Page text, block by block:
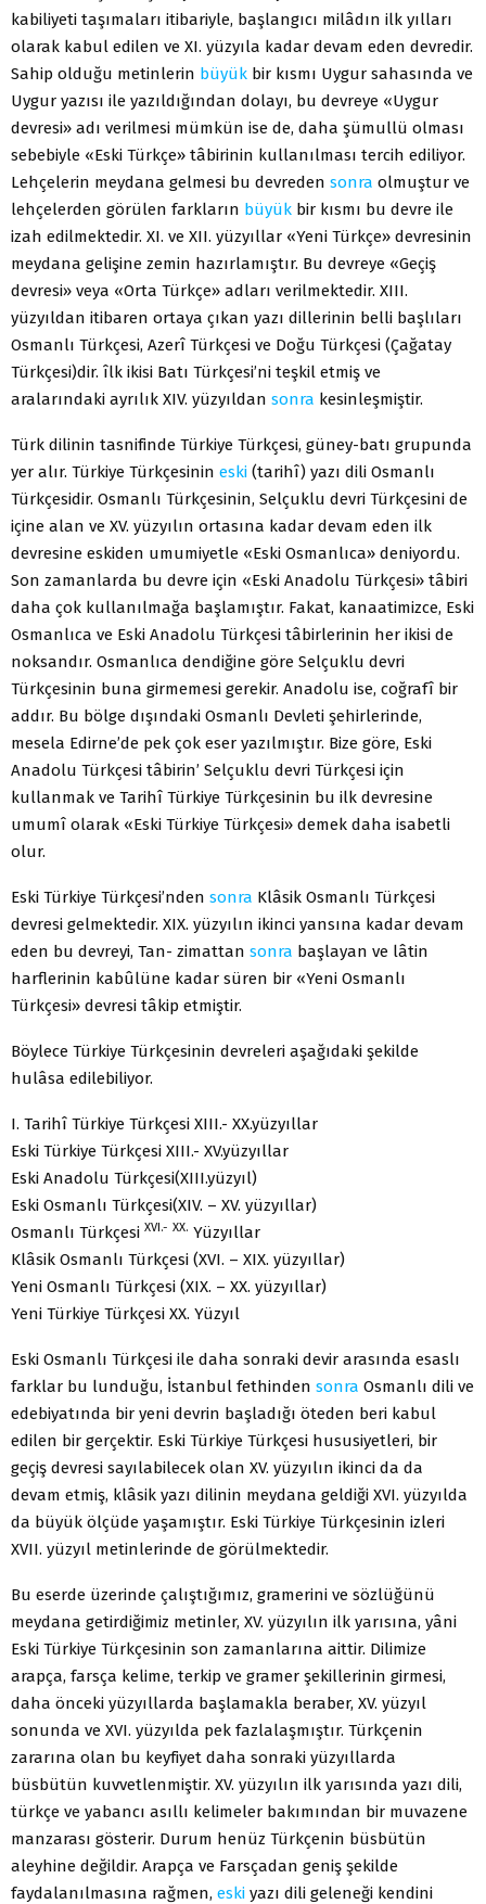
kabiliyeti taşımaları itiba­riyle, başlangıcı milâdın ilk yılları
olarak kabul edilen ve XI. yüzyıla kadar devam eden devredir.
Sahip olduğu metinlerin büyük bir kısmı Uygur saha­sında ve
Uygur yazısı ile yazıldığından dolayı, bu devreye «Uygur
devresi» adı verilmesi mümkün ise de, daha şümullü olması
sebebiyle «Eski Türkçe» tâbirinin kullanılması tercih ediliyor.
Lehçelerin meydana gelmesi bu devre­den sonra olmuştur ve
lehçelerden görülen farkların büyük bir kısmı bu dev­re ile
izah edilmektedir. XI. ve XII. yüzyıllar «Yeni Türkçe» devresinin
mey­dana gelişine zemin hazırlamıştır. Bu devreye «Geçiş
devresi» veya «Orta Türkçe» adları verilmektedir. XIII.
yüzyıldan itibaren ortaya çıkan yazı dil­lerinin belli başlıları
Osmanlı Türkçesi, Azerî Türkçesi ve Doğu Türkçesi (Çağatay
Türkçesi)dir. îlk ikisi Batı Türkçesi’ni teşkil etmiş ve
aralarındaki ayrılık XIV. yüzyıldan sonra kesinleşmiştir.
Türk dilinin tasnifinde Türkiye Türkçesi, güney-batı grupunda
yer alır. Türkiye Türkçesinin eski (tarihî) yazı dili Osmanlı
Türkçesidir. Osmanlı Türkçesinin, Selçuklu devri Türkçesini de
içine alan ve XV. yüzyılın orta­sına kadar devam eden ilk
devresine eskiden umumiyetle «Eski Osmanlıca» deniyordu.
Son zamanlarda bu devre için «Eski Anadolu Türkçesi» tâbiri
daha çok kullanılmağa başlamıştır. Fakat, kanaatimizce, Eski
Osmanlıca ve Eski Anadolu Türkçesi tâbirlerinin her ikisi de
noksandır. Osmanlıca den­diğine göre Selçuklu devri
Türkçesinin buna girmemesi gerekir. Anadolu ise, coğrafî bir
addır. Bu bölge dışındaki Osmanlı Devleti şehirlerinde,
mesela Edirne’de pek çok eser yazılmıştır. Bize göre, Eski
Anadolu Türkçesi tâbirin’ Selçuklu devri Türkçesi için
kullanmak ve Tarihî Türkiye Türkçesinin bu ilk devresine
umumî olarak «Eski Türkiye Türkçesi» demek daha isabetli
olur.
Eski Türkiye Türkçesi’nden sonra Klâsik Osmanlı Türkçesi
devresi gel­mektedir. XIX. yüzyılın ikinci yansına kadar devam
eden bu devreyi, Tan- zimattan sonra başlayan ve lâtin
harflerinin kabûlüne kadar süren bir «Yeni Osmanlı
Türkçesi» devresi tâkip etmiştir.
Böylece Türkiye Türkçesinin devreleri aşağıdaki şekilde
hulâsa edilebiliyor.
I. Tarihî Türkiye Türkçesi XIII.- XX.yüzyıllar
Eski Türkiye Türkçesi XIII.- XV.yüzyıllar
Eski Anadolu Türkçesi(XIII.yüzyıl)
Eski Osmanlı Türkçesi(XIV. – XV. yüzyıllar)
Osmanlı Türkçesi XVI.- XX. Yüzyıllar
Klâsik Osmanlı Türkçesi (XVI. – XIX. yüzyıllar)
Yeni Osmanlı Türkçesi (XIX. – XX. yüzyıllar)
Yeni Türkiye Türkçesi XX. Yüzyıl
Eski Osmanlı Türkçesi ile daha sonraki devir arasında esaslı
farklar bu lunduğu, İstanbul fethinden sonra Osmanlı dili ve
edebiyatında bir yeni dev­rin başladığı öteden beri kabul
edilen bir gerçektir. Eski Türkiye Türkçesi hususiyetleri, bir
geçiş devresi sayılabilecek olan XV. yüzyılın ikinci da da
devam etmiş, klâsik yazı dilinin meydana geldiği XVI. yüzyılda
da bü­yük ölçüde yaşamıştır. Eski Türkiye Türkçesinin izleri
XVII. yüzyıl metinlerinde de görülmektedir.
Bu eserde üzerinde çalıştığımız, gramerini ve sözlüğünü
meydana getirdiğimiz metinler, XV. yüzyılın ilk yarısına, yâni
Eski Türkiye Türkçesinin son zamanlarına aittir. Dilimize
arapça, farsça kelime, terkip ve gramer şe­killerinin girmesi,
daha önceki yüzyıllarda başlamakla beraber, XV. yüzyıl
sonunda ve XVI. yüzyılda pek fazlalaşmıştır. Türkçenin
zararına olan bu keyfiyet daha sonraki yüzyıllarda
büsbütün kuvvetlenmiştir. XV. yüzyılın ilk yarısında yazı dili,
türkçe ve yabancı asıllı kelimeler bakımından bir mu­vazene
manzarası gösterir. Durum henüz Türkçenin büsbütün
aleyhine de­ğildir. Arapça ve Farsçadan geniş şekilde
faydalanılmasına rağmen, eski ya­zı dili geleneği kendini